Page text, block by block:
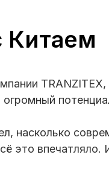
Китаем
насколько
впечатляло.